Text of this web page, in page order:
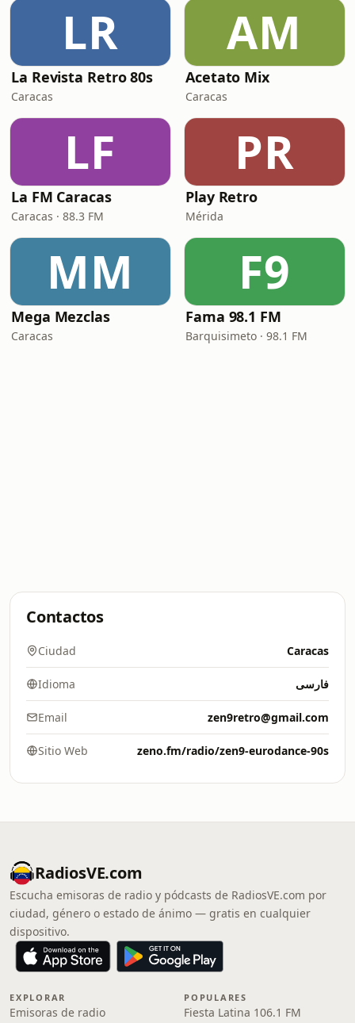
LR
La Revista Retro 80s
Caracas
AM
Acetato Mix
Caracas
LF
La FM Caracas
Caracas · 88.3 FM
PR
Play Retro
Mérida
MM
Mega Mezclas
Caracas
F9
Fama 98.1 FM
Barquisimeto · 98.1 FM
Contactos
Ciudad Caracas
Idioma فارسی
Email zen9retro@gmail.com
Sitio Web zeno.fm/radio/zen9-eurodance-90s
RadiosVE.com
Escucha emisoras de radio y pódcasts de RadiosVE.com por
ciudad, género o estado de ánimo — gratis en cualquier
dispositivo.
EXPLORAR
Emisoras de radio
POPULARES
Fiesta Latina 106.1 FM